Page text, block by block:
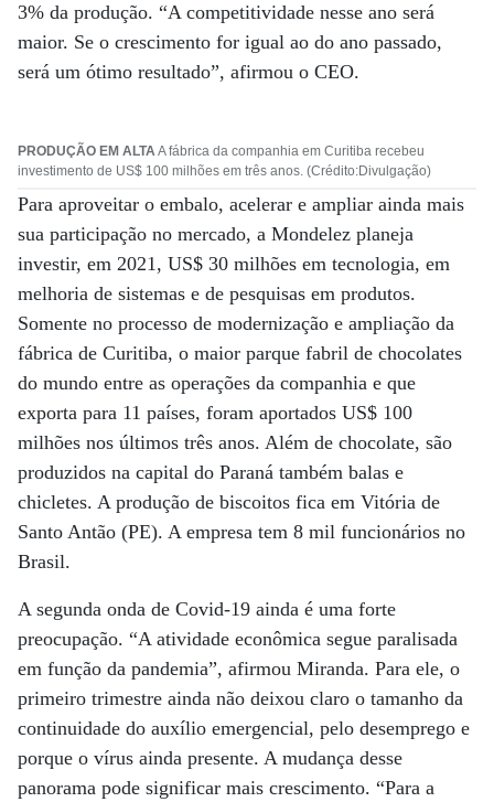
3% da produção. “A competitividade nesse ano será
maior. Se o crescimento for igual ao do ano passado,
será um ótimo resultado”, afirmou o CEO.
PRODUÇÃO EM ALTAA fábrica da companhia em Curitiba recebeu
investimento de US$ 100 milhões em três anos. (Crédito:Divulgação)
Para aproveitar o embalo, acelerar e ampliar ainda mais
sua participação no mercado, a Mondelez planeja
investir, em 2021, US$ 30 milhões em tecnologia, em
melhoria de sistemas e de pesquisas em produtos.
Somente no processo de modernização e ampliação da
fábrica de Curitiba, o maior parque fabril de chocolates
do mundo entre as operações da companhia e que
exporta para 11 países, foram aportados US$ 100
milhões nos últimos três anos. Além de chocolate, são
produzidos na capital do Paraná também balas e
chicletes. A produção de biscoitos fica em Vitória de
Santo Antão (PE). A empresa tem 8 mil funcionários no
Brasil.
A segunda onda de Covid-19 ainda é uma forte
preocupação. “A atividade econômica segue paralisada
em função da pandemia”, afirmou Miranda. Para ele, o
primeiro trimestre ainda não deixou claro o tamanho da
continuidade do auxílio emergencial, pelo desemprego e
porque o vírus ainda presente. A mudança desse
panorama pode significar mais crescimento. “Para a